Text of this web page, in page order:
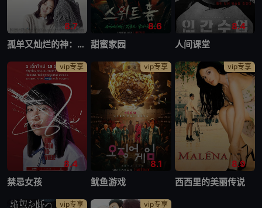
8.7
孤单又灿烂的神：鬼怪
8.6
甜蜜家园
8.4
人间课堂
vip专享
8.4
禁忌女孩
vip专享
8.1
鱿鱼游戏
vip专享
8.9
西西里的美丽传说
vip专享 vip专享